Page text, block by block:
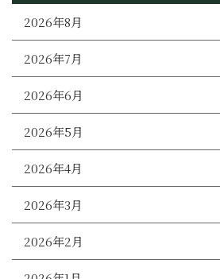
2026年8月
2026年7月
2026年6月
2026年5月
2026年4月
2026年3月
2026年2月